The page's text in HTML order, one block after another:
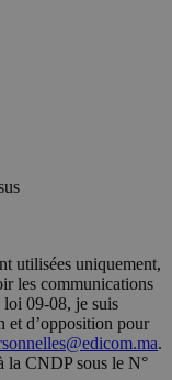
utilisées uniquement,
les communications
loi 09-08, je suis
et d’opposition pour
.
la CNDP sous le N°